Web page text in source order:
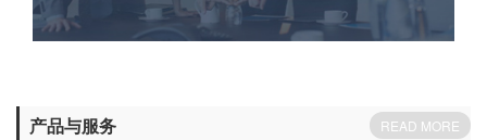
产品与服务 READ MORE